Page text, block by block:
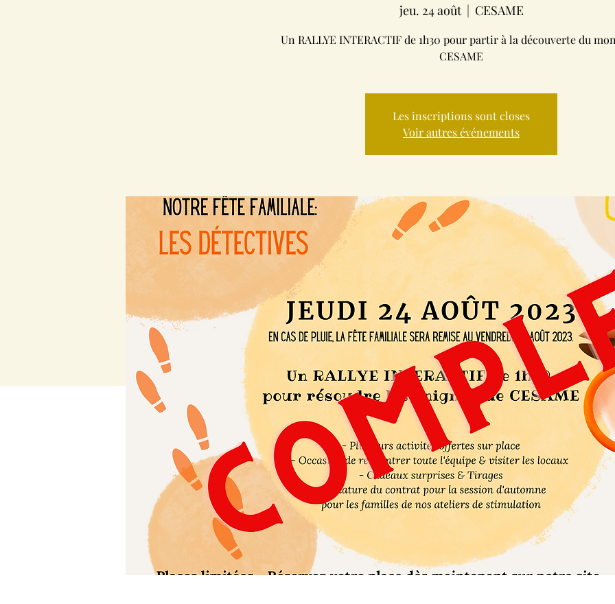
jeu. 24 août
  |
CESAME
Un RALLYE INTERACTIF de 1h30 pour partir à la découverte du
CESAME
Les inscriptions sont closes
Voir autres événements